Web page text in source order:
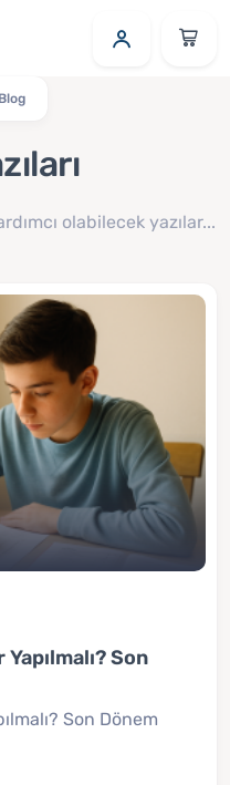
Blog
olabilecek yazılar...
Son
Son Dönem